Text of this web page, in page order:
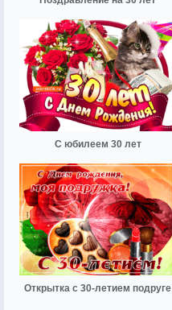
С юбилеем 30 лет
Открытка с 30-летием подруге